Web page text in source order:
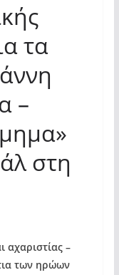
τα
–
στη
αχαριστίας –
των ηρώων